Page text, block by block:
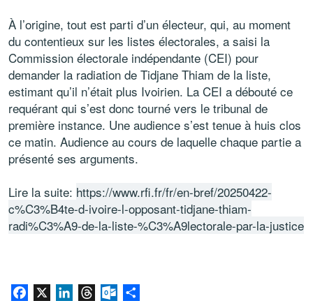
À l’origine, tout est parti d’un électeur, qui, au moment
du contentieux sur les listes électorales, a saisi la
Commission électorale indépendante (CEI) pour
demander la radiation de Tidjane Thiam de la liste,
estimant qu’il n’était plus Ivoirien. La CEI a débouté ce
requérant qui s’est donc tourné vers le tribunal de
première instance. Une audience s’est tenue à huis clos
ce matin. Audience au cours de laquelle chaque partie a
présenté ses arguments.
Lire la suite: https://www.rfi.fr/fr/en-bref/20250422-
c%C3%B4te-d-ivoire-l-opposant-tidjane-thiam-
radi%C3%A9-de-la-liste-%C3%A9lectorale-par-la-justice
Facebook LinkedInThreadsOutlook.com